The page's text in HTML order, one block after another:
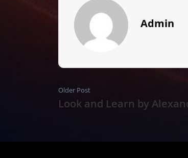
Admin
Older Post
Look and Learn by